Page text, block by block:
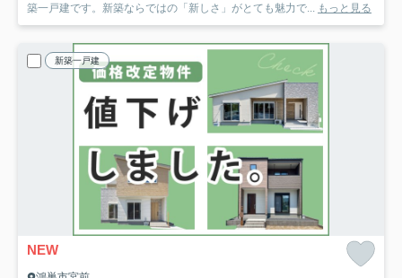
築一戸建です。新築ならではの「新しさ」がとても魅力で... もっと見る
新築一戸建
NEW